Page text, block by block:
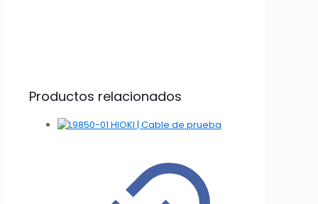
Productos relacionados